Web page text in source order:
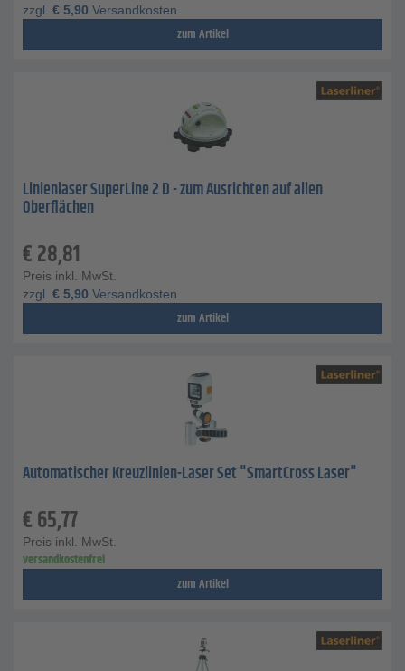
zzgl. € 5,90 Versandkosten
zum Artikel
Linienlaser SuperLine 2 D - zum Ausrichten auf allen
Oberflächen
€28,81
Preis inkl. MwSt.
zzgl. € 5,90 Versandkosten
zum Artikel
Automatischer Kreuzlinien-Laser Set "SmartCross Laser"
€65,77
Preis inkl. MwSt.
versandkostenfrei
zum Artikel